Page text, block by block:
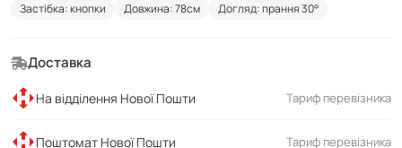
Застібка: кнопки
Довжина: 78см Догляд: прання 30°
Доставка
На відділення Нової Пошти Тариф перевізника
Поштомат Нової Пошти Тариф перевізника